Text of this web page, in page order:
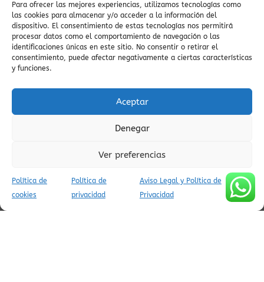
Para ofrecer las mejores experiencias, utilizamos tecnologías como
las cookies para almacenar y/o acceder a la información del
dispositivo. El consentimiento de estas tecnologías nos permitirá
procesar datos como el comportamiento de navegación o las
identificaciones únicas en este sitio. No consentir o retirar el
consentimiento, puede afectar negativamente a ciertas características
y funciones.
Aceptar
Denegar
Ver preferencias
Política de
cookies
Política de
privacidad
Aviso Legal y Política de
Privacidad
viajes a Ainsa viaje auténtico villa de ainsa
visitas
culturales zona zero enduro viaje al Pirineo
valle escondido Viaje valle de Vió zona zero
rutas vida lenta vistas viajes con encanto valle de
Yaga valle del Cinca viaje en coche
vistas del Pirineo Vió Valle del Yaga viaje al pasado
vistas del embalse
espiritual villa medieval ZEPA zona zero btt
AVISO LEGAL Y POLÍTICA DE PRIVACIDAD
POLÍTICA DE COOKIES (UE)